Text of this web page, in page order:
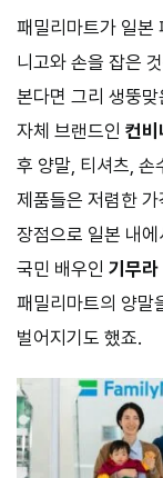
패밀리마트가 일본
니고와 손을 잡은
본다면 그리 생뚱
자체 브랜드인 컨비
후 양말, 티셔츠, 손
제품들은 저렴한
장점으로 일본 내
국민 배우인 기무
패밀리마트의 양말
벌어지기도 했죠.